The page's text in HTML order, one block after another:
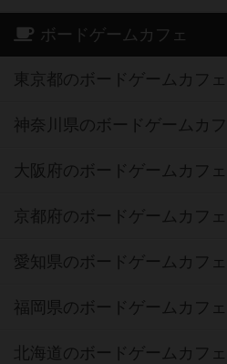
ボードゲームカフェ
東京都のボードゲームカフェ
神奈川県のボードゲームカ
大阪府のボードゲームカフェ
京都府のボードゲームカフェ
愛知県のボードゲームカフェ
福岡県のボードゲームカフェ
北海道のボードゲームカフェ